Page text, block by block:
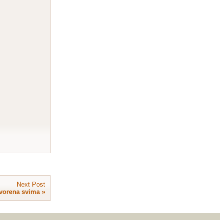
Next Post
svima »